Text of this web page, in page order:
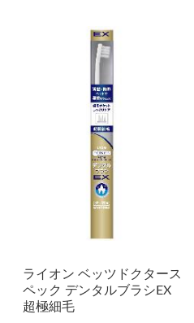
ライオン ベッツドクタース
ペック デンタルブラシEX
超極細毛